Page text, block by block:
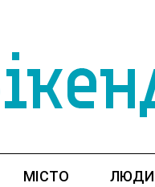
МІСТО ЛЮДИ